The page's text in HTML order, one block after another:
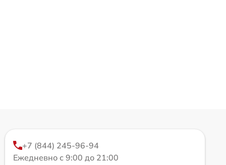
+7 (844) 245-96-94
Ежедневно с 9:00 до 21:00